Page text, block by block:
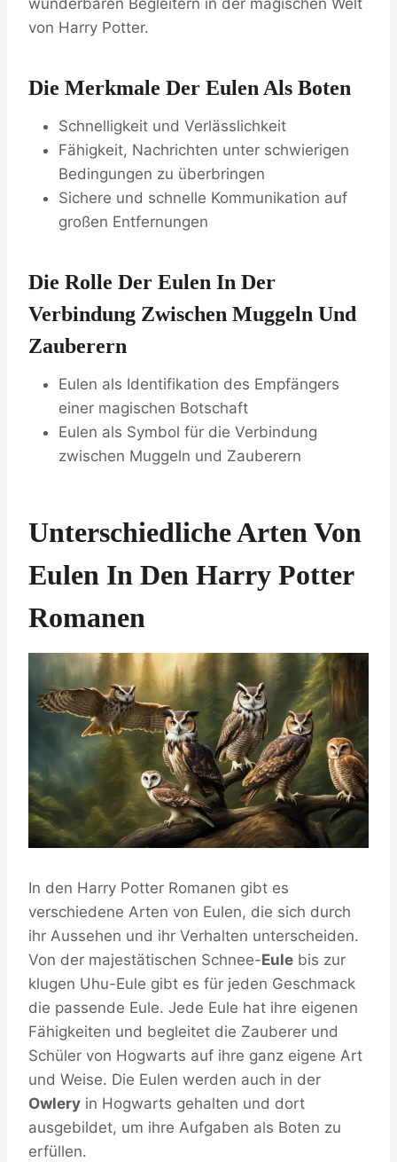
wunderbaren Begleitern in der magischen Welt
von Harry Potter.
Die Merkmale Der Eulen Als Boten
Schnelligkeit und Verlässlichkeit
Fähigkeit, Nachrichten unter schwierigen
Bedingungen zu überbringen
Sichere und schnelle Kommunikation auf
großen Entfernungen
Die Rolle Der Eulen In Der
Verbindung Zwischen Muggeln Und
Zauberern
Eulen als Identifikation des Empfängers
einer magischen Botschaft
Eulen als Symbol für die Verbindung
zwischen Muggeln und Zauberern
Unterschiedliche Arten Von
Eulen In Den Harry Potter
Romanen
In den Harry Potter Romanen gibt es
verschiedene Arten von Eulen, die sich durch
ihr Aussehen und ihr Verhalten unterscheiden.
Von der majestätischen Schnee-Eule bis zur
klugen Uhu-Eule gibt es für jeden Geschmack
die passende Eule. Jede Eule hat ihre eigenen
Fähigkeiten und begleitet die Zauberer und
Schüler von Hogwarts auf ihre ganz eigene Art
und Weise. Die Eulen werden auch in der
Owlery in Hogwarts gehalten und dort
ausgebildet, um ihre Aufgaben als Boten zu
erfüllen.